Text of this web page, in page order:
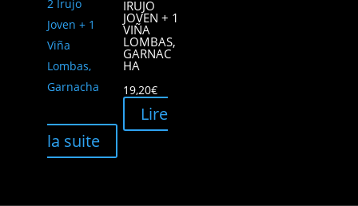
IRUJO
JOVEN + 1
VIÑA
LOMBAS,
GARNAC
HA
19,20€
Lire
la suite